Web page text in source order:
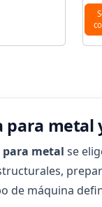
metal
metal se
de máquina